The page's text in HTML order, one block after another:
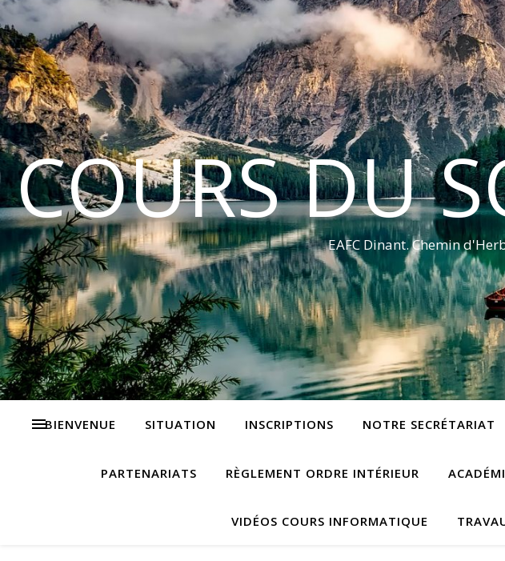
COURS DU
EAFC Dinant. Chemin
BIENVENUE SITUATION INSCRIPTIONS NOTRE SECRÉTARIAT
PARTENARIATS RÈGLEMENT ORDRE INTÉRIEUR
VIDÉOS COURS INFORMATIQUE